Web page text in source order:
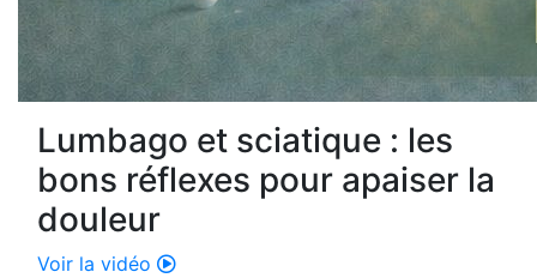
Lumbago et sciatique : les
bons réflexes pour apaiser la
douleur
Voir la vidéo